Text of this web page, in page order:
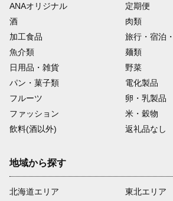
ANAオリジナル
定期便
酒
肉類
加工食品
旅行・宿泊
魚介類
麺類
日用品・雑貨
野菜
パン・菓子類
電化製品
フルーツ
卵・乳製品
ファッション
米・穀物
飲料(酒以外)
返礼品なし
地域から探す
北海道エリア
東北エリア